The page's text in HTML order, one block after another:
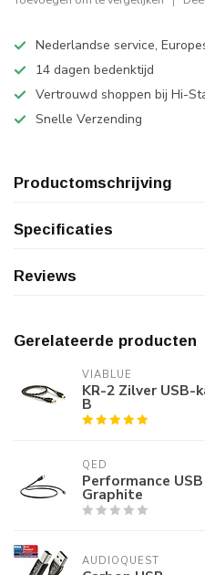
Nederlandse service,
14 dagen bedenktijd
Vertrouwd shoppen bij Hi-
Snelle Verzending
Productomschrijving
Specificaties
Reviews
Gerelateerde producten
VIABLUE
KR-2 Zilver USB-
B
QED
Performance
Graphite
AUDIOQUEST